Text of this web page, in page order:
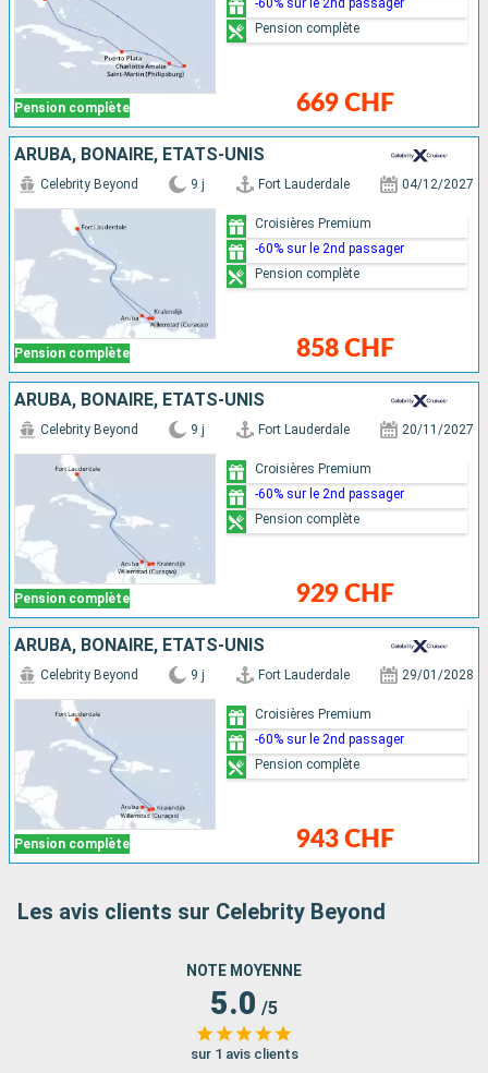
Pension complète 669 CHF
-60% sur le 2nd passager
Pension complète
ARUBA, BONAIRE, ÉTATS-UNIS
Pension complète
Celebrity Beyond 9 j Fort Lauderdale 04/12/2027
858 CHF
Croisières Premium
-60% sur le 2nd passager
Pension complète
ARUBA, BONAIRE, ÉTATS-UNIS
Pension complète
Celebrity Beyond 9 j Fort Lauderdale 20/11/2027
929 CHF
Croisières Premium
-60% sur le 2nd passager
Pension complète
ARUBA, BONAIRE, ÉTATS-UNIS
Pension complète
Celebrity Beyond 9 j Fort Lauderdale 29/01/2028
943 CHF
Croisières Premium
-60% sur le 2nd passager
Pension complète
Les avis clients sur Celebrity Beyond
NOTE MOYENNE
5.0 /5
sur 1 avis clients